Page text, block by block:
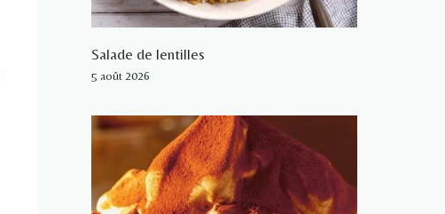
Salade de lentilles
5 août 2026